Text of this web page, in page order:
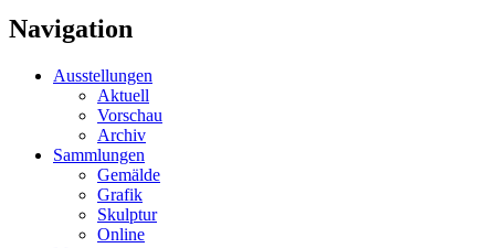
Navigation
Ausstellungen
Aktuell
Vorschau
Archiv
Sammlungen
Gemälde
Grafik
Skulptur
Online